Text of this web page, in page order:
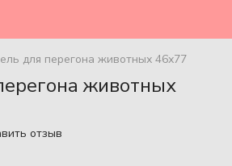
для перегона животных 46х77
животных
отзыв